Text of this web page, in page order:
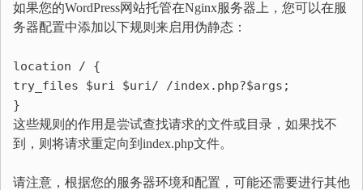
如果您的WordPress网站托管在Nginx服务器上，您可以在服
务器配置中添加以下规则来启用伪静态：
location / {
try_files $uri $uri/ /index.php?$args ;
}
这些规则的作用是尝试查找请求的文件或目录，如果找不
到，则将请求重定向到index.php文件。
请注意，根据您的服务器环境和配置，可能还需要进行其他